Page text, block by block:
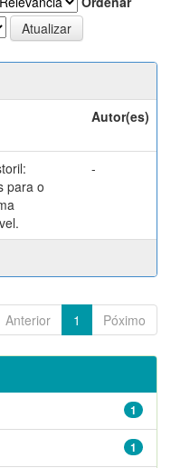
Autor(es)
para o
-
Anterior 1 Póximo
1
1